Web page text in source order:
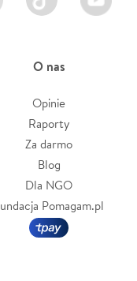
O nas
Opinie
Raporty
Za darmo
Blog
Dla NGO
Pomagam.pl